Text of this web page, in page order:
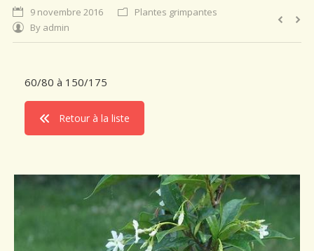
Notre catalogue
Accès & Contact
9 novembre 2016
Plantes grimpantes
By admin
60/80 à 150/175
Retour à la liste